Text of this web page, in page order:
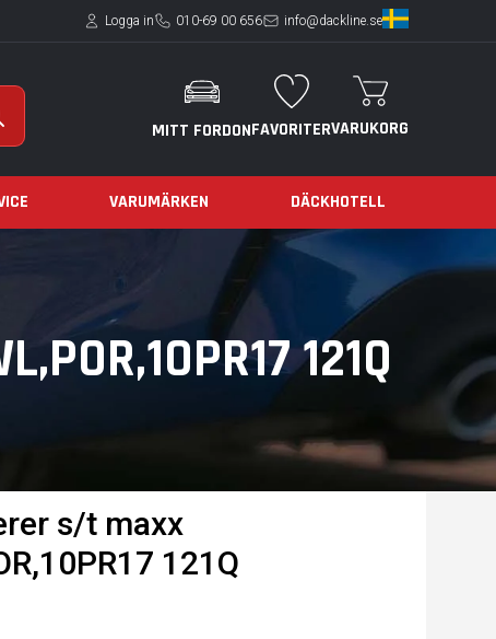
Logga in 010-69 00 656 info@dackline.se
MITT FORDONFAVORITERVARUKORG
VARUMÄRKEN DÄCKHOTELL
121Q
s/t maxx
121Q